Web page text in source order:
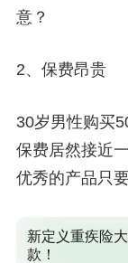
意？
2、 保费昂贵
30岁男性购买
保费居然接近
优秀的产品只
新定义重疾险
款！